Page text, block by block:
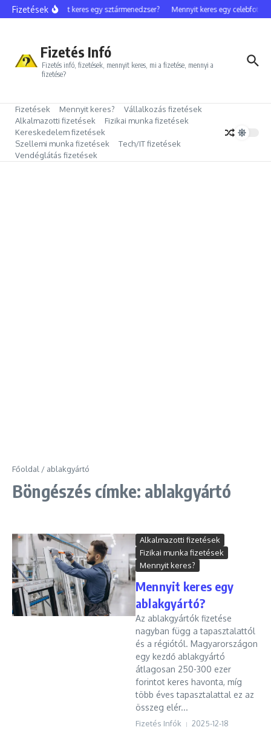
Ugrás a tartalomhoz
FizetésekMennyit keres egy sztármenedzser? Mennyit keres egy celebfotós?
Fizetés Infó
Fizetés infó, fizetések, mennyit keres, mi a fizetése, mennyi a
fizetése?
Fizetések Mennyit keres?
Vállalkozás fizetések
Alkalmazotti fizetések
Fizikai munka fizetések
Kereskedelem fizetések
Szellemi munka fizetések
Tech/IT fizetések
Vendéglátás fizetések
Főoldal / ablakgyártó
Böngészés címke: ablakgyártó
Alkalmazotti fizetések
Fizikai munka fizetések
Mennyit keres?
Mennyit keres egy
ablakgyártó?
Az ablakgyártók fizetése
nagyban függ a tapasztalattól
és a régiótól. Magyarországon
egy kezdő ablakgyártó
átlagosan 250-300 ezer
forintot keres havonta, míg
több éves tapasztalattal ez az
összeg elér...
Fizetés Infók 2025-12-18